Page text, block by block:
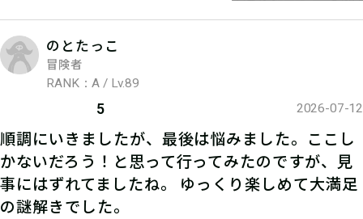
のとたっこ
冒険者
RANK：A / Lv.89
5 2026-07-12
順調にいきましたが、最後は悩みました。ここし
かないだろう！と思って行ってみたのですが、見
事にはずれてましたね。 ゆっくり楽しめて大満足
の謎解きでした。